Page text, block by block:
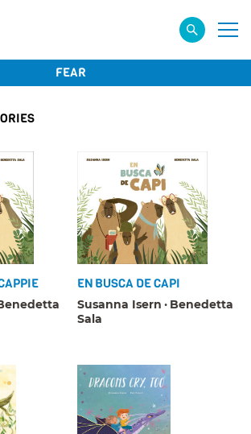
FEAR
EN BUSCA DE CAPI
Susanna Isern
Benedetta
Sala